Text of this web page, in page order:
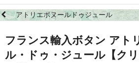
アトリエボヌールドゥジュール
フランス輸入ボタン アト
ル・ドゥ・ジュール【ク